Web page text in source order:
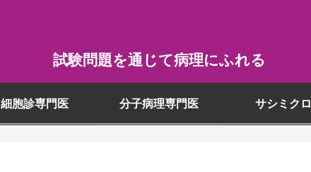
試験問題を通じて病理にふれる
細胞診専門医 分子病理専門医 サシミクロ